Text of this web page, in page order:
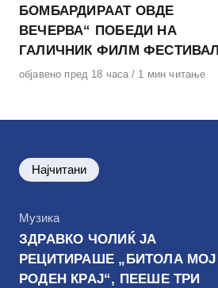
БОМБАРДИРААТ ОВДЕ
ВЕЧЕРВА“ ПОБЕДИ НА
ГАЛИЧНИК ФИЛМ ФЕСТИВАЛ
Објавено
објавено пред 18 часа 1 мин читање
Најчитани
КАтегорија
Музика
ЗДРАВКО ЧОЛИЌ ЈА
РЕЦИТИРАШЕ „БИТОЛА МОЈ
РОДЕН КРАЈ“, ПЕЕШЕ ТРИ